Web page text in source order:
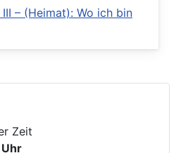
III – (Heimat): Wo ich bin
Zeit